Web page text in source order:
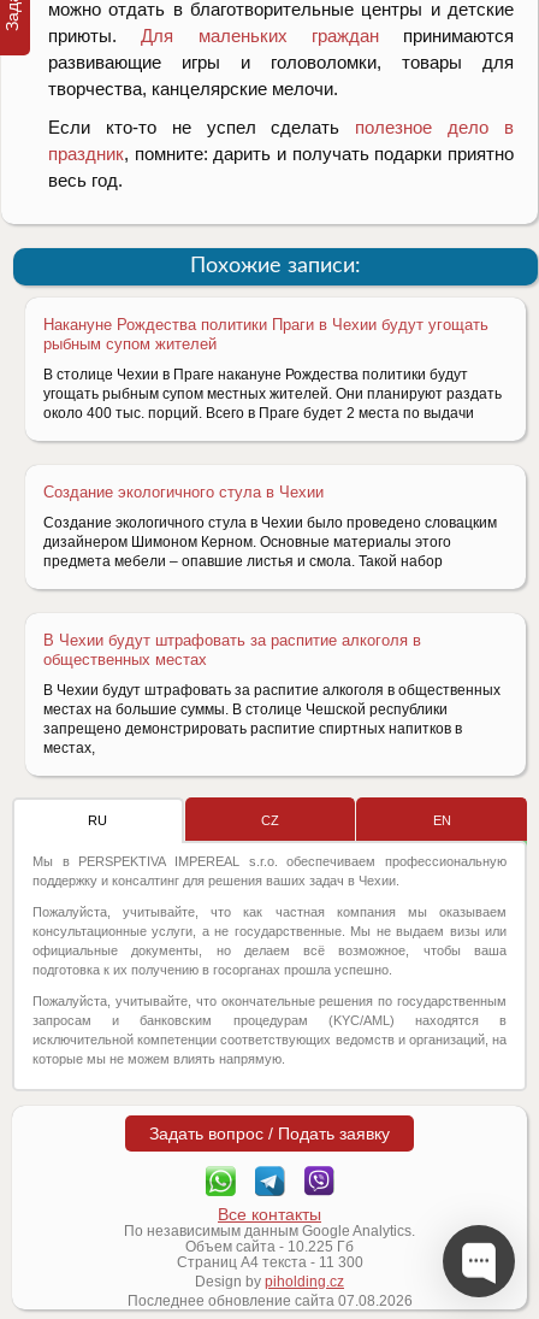
можно отдать в благотворительные центры и детские
приюты.Для маленьких гражданпринимаются
развивающие игры и головоломки, товары для
творчества, канцелярские мелочи.
Если кто-то не успел сделать полезное дело в
праздник, помните: дарить и получать подарки приятно
весь год.
Похожие записи:
Накануне Рождества политики Праги в Чехии будут угощать
рыбным супом жителей
В столице Чехии в Праге накануне Рождества политики будут
угощать рыбным супом местных жителей. Они планируют раздать
около 400 тыс. порций. Всего в Праге будет 2 места по выдачи
Создание экологичного стула в Чехии
Создание экологичного стула в Чехии было проведено словацким
дизайнером Шимоном Керном. Основные материалы этого
предмета мебели – опавшие листья и смола. Такой набор
В Чехии будут штрафовать за распитие алкоголя в
общественных местах
В Чехии будут штрафовать за распитие алкоголя в общественных
местах на большие суммы. В столице Чешской республики
запрещено демонстрировать распитие спиртных напитков в
местах,
RU CZ EN
Мы в PERSPEKTIVA IMPEREAL s.r.o. обеспечиваем профессиональную
поддержку и консалтинг для решения ваших задач в Чехии.
Пожалуйста, учитывайте, что как частная компания мы оказываем
консультационные услуги, а не государственные. Мы не выдаем визы или
официальные документы, но делаем всё возможное, чтобы ваша
подготовка к их получению в госорганах прошла успешно.
Пожалуйста, учитывайте, что окончательные решения по государственным
запросам и банковским процедурам (KYC/AML) находятся в
исключительной компетенции соответствующих ведомств и организаций, на
которые мы не можем влиять напрямую.
Задать вопрос / Подать заявку
Все контакты
По независимым данным Google Analytics.
Объем сайта - 10.225 Гб
Страниц А4 текста - 11 300
Design by piholding.cz
Последнее обновление сайта 07.08.2026